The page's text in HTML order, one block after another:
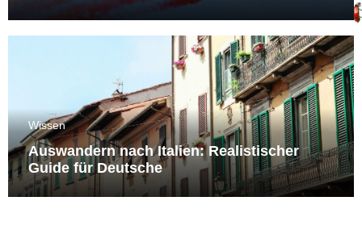
Wissen
Auswandern nach Italien: Realistischer
Guide für Deutsche